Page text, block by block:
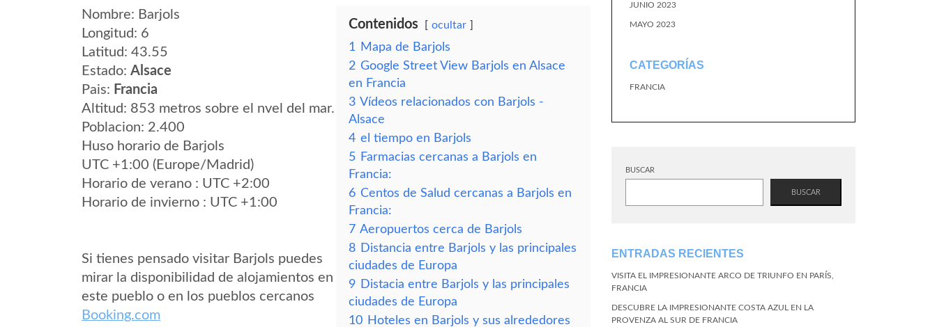
Nombre: Barjols
Longitud: 6
Latitud: 43.55
Estado: Alsace
Pais: Francia
Altitud: 853 metros sobre el nvel del mar.
Poblacion: 2.400
Huso horario de Barjols
UTC +1:00 (Europe/Madrid)
Horario de verano : UTC +2:00
Horario de invierno : UTC +1:00
Si tienes pensado visitar Barjols puedes
mirar la disponibilidad de alojamientos en
este pueblo o en los pueblos cercanos
Booking.com
Contenidos ocultar
1
Mapa de Barjols
2 Google Street View Barjols en Alsace
en Francia
3 Vídeos relacionados con Barjols -
Alsace
4 el tiempo en Barjols
5 Farmacias cercanas a Barjols en
Francia:
6 Centos de Salud cercanas a Barjols en
Francia:
7 Aeropuertos cerca de Barjols
8 Distancia entre Barjols y las principales
ciudades de Europa
9 Distacia entre Barjols y las principales
ciudades de Europa
10 Hoteles en Barjols y sus alrededores
JUNIO 2023
MAYO 2023
CATEGORÍAS
FRANCIA
BUSCAR
BUSCAR
ENTRADAS RECIENTES
VISITA EL IMPRESIONANTE ARCO DE TRIUNFO EN PARÍS,
FRANCIA
DESCUBRE LA IMPRESIONANTE COSTA AZUL EN LA
PROVENZA AL SUR DE FRANCIA